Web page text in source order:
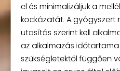
el és minimalizáljuk a
kockázatát. A gyógyszert
utasítás szerint kell
az alkalmazás
szükségletektől függően